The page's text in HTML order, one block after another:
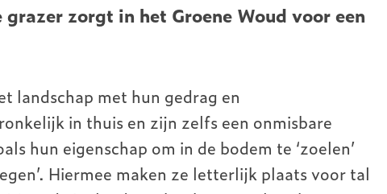
zorgt in het Groene Woud voor een
landschap met hun gedrag en
in thuis en zijn zelfs een onmisbare
hun eigenschap om in de bodem te ‘zoelen’
Hiermee maken ze letterlijk plaats voor tal